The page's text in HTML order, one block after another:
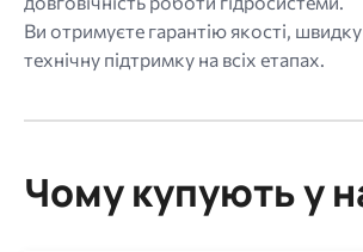
Ви отримуєте гарантію якості,
технічну підтримку на всіх етапах.
Чому купують у